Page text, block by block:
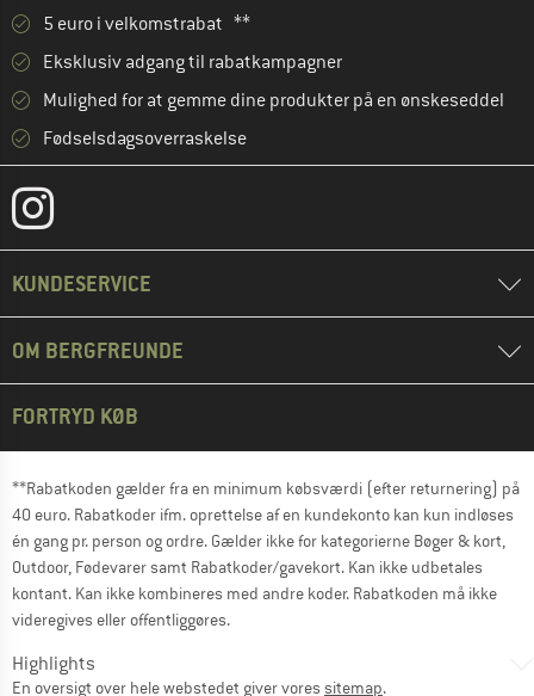
5 euro i velkomstrabat **
Eksklusiv adgang til rabatkampagner
Mulighed for at gemme dine produkter på en ønskeseddel
Fødselsdagsoverraskelse
KUNDESERVICE
OM BERGFREUNDE
FORTRYD KØB
**Rabatkoden gælder fra en minimum købsværdi (efter returnering) på
40 euro. Rabatkoder ifm. oprettelse af en kundekonto kan kun indløses
én gang pr. person og ordre. Gælder ikke for kategorierne Bøger & kort,
Outdoor, Fødevarer samt Rabatkoder/gavekort. Kan ikke udbetales
kontant. Kan ikke kombineres med andre koder. Rabatkoden må ikke
videregives eller offentliggøres.
Highlights
En oversigt over hele webstedet giver voressitemap.